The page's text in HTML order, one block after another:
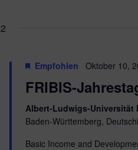
Empfohlen Oktober 10,
FRIBIS-
Albert-Ludwigs-Universität
Baden-Württemberg,
Basic Income and